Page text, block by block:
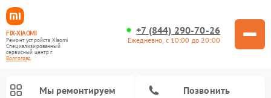
FIX-XIAOMI
Ремонт устройств Xiaomi
Специализированный
cервисный центр г.
Волгоград
+7 (844) 290-70-26
Ежедневно, с 10:00 до 20:00
Мы ремонтируем Позвонить